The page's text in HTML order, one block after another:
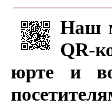
Наш
QR-
юрте и